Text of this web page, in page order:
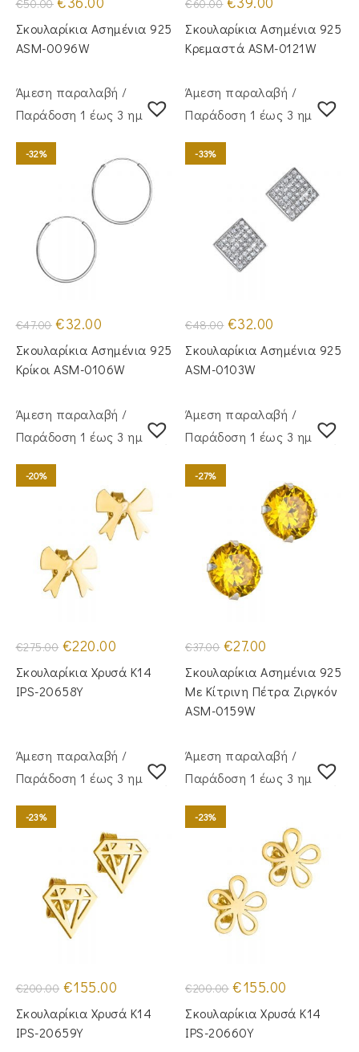
€50.00 price
was:
€50.00.
τιμή
είναι:
Σκουλαρίκια Ασημένια 925
ASM-0096W
€60.00 price
was:
€60.00.
τιμή
είναι:
€39.00.
Σκουλαρίκια Ασημένια 925
Κρεμαστά ASM-0121W
Άμεση παραλαβή /
Παράδoση 1 έως 3 ημέρες
-32%
€47.00 Original
price
was:
€47.00.
€32.00
τιμή
είναι:
€32.00.
Σκουλαρίκια Ασημένια 925
Κρίκοι ASM-0106W
Άμεση παραλαβή /
Παράδoση 1 έως 3 ημέρες
-33%
€48.00 Original
price
was:
€48.00.
€32.00
τιμή
είναι:
Σκουλαρίκια Ασημένια 925
ASM-0103W
Άμεση παραλαβή /
Παράδoση 1 έως 3 ημέρες
-20%
€275.00 Original
price
was:
€275.00.
€220.00
τιμή
είναι:
Σκουλαρίκια Χρυσά Κ14
IPS-20658Y
Άμεση παραλαβή /
Παράδoση 1 έως 3 ημέρες
-27%
€37.00 Original
price
was:
€37.00.
€27.00
είναι:
€27.00.
Σκουλαρίκια Ασημένια 925
Με Κίτρινη Πέτρα Ζιργκόν
ASM-0159W
Άμεση παραλαβή /
Παράδoση 1 έως 3 ημέρες
-23%
€200.00 Original
price
was:
€200.00.
€155.00
τιμή
είναι:
Σκουλαρίκια Χρυσά Κ14
IPS-20659Y
Άμεση παραλαβή /
Παράδoση 1 έως 3 ημέρες
-23%
€200.00 Original
price
was:
€200.00.
€155.00
τιμή
είναι:
Σκουλαρίκια Χρυσά Κ14
IPS-20660Y